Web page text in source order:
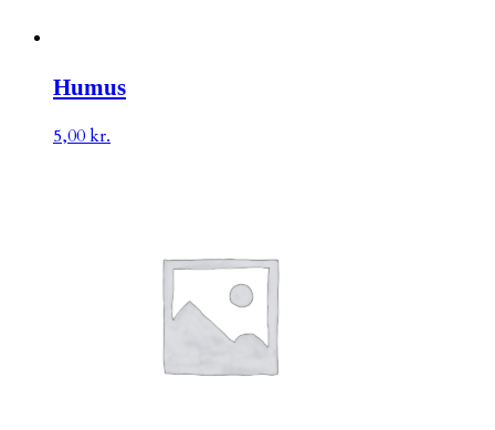
Humus
5,00kr.